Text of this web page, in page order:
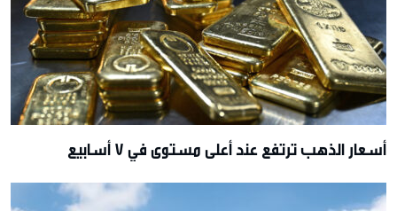
أسعار الذهب ترتفع عند أعلى مستوى في 7 أسابيع